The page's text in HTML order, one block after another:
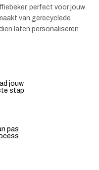
perfect voor jouw
van gerecyclede
laten personaliseren
jouw
stap
pas